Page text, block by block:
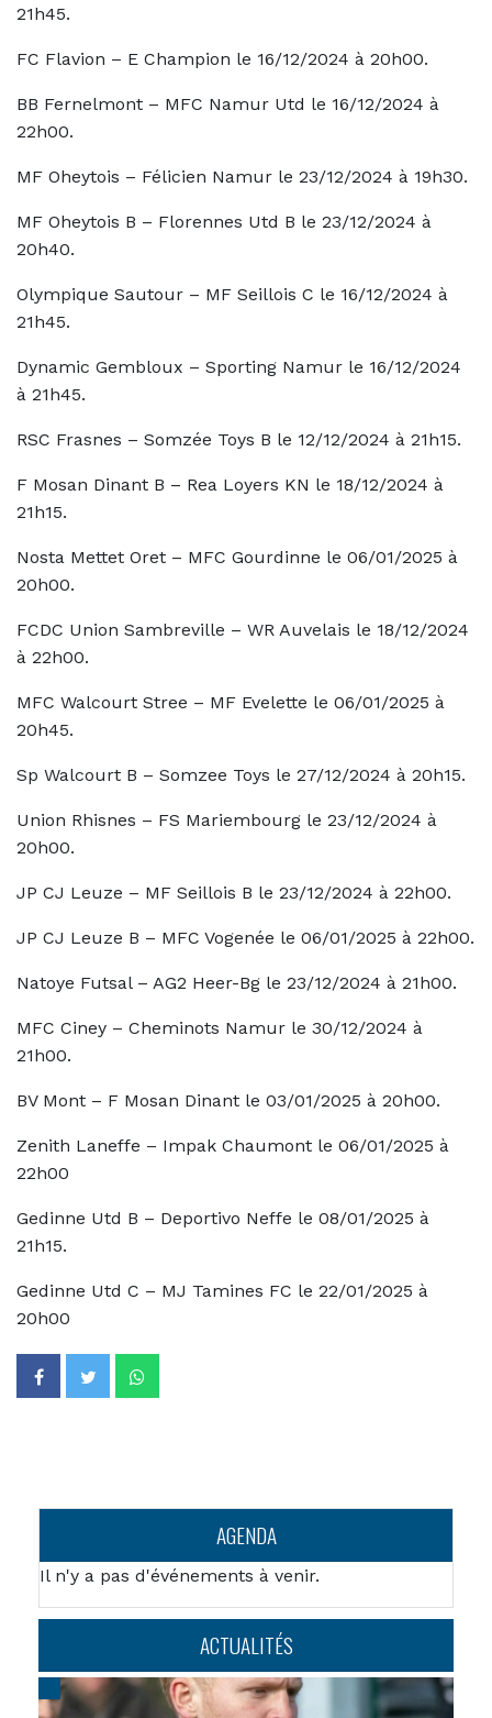
21h45.
FC Flavion – E Champion le 16/12/2024 à 20h00.
BB Fernelmont – MFC Namur Utd le 16/12/2024 à
22h00.
MF Oheytois – Félicien Namur le 23/12/2024 à 19h30.
MF Oheytois B – Florennes Utd B le 23/12/2024 à
20h40.
Olympique Sautour – MF Seillois C le 16/12/2024 à
21h45.
Dynamic Gembloux – Sporting Namur le 16/12/2024
à 21h45.
RSC Frasnes – Somzée Toys B le 12/12/2024 à 21h15.
F Mosan Dinant B – Rea Loyers KN le 18/12/2024 à
21h15.
Nosta Mettet Oret – MFC Gourdinne le 06/01/2025 à
20h00.
FCDC Union Sambreville – WR Auvelais le 18/12/2024
à 22h00.
MFC Walcourt Stree – MF Evelette le 06/01/2025 à
20h45.
Sp Walcourt B – Somzee Toys le 27/12/2024 à 20h15.
Union Rhisnes – FS Mariembourg le 23/12/2024 à
20h00.
JP CJ Leuze – MF Seillois B le 23/12/2024 à 22h00.
JP CJ Leuze B – MFC Vogenée le 06/01/2025 à 22h00.
Natoye Futsal – AG2 Heer-Bg le 23/12/2024 à 21h00.
MFC Ciney – Cheminots Namur le 30/12/2024 à
21h00.
BV Mont – F Mosan Dinant le 03/01/2025 à 20h00.
Zenith Laneffe – Impak Chaumont le 06/01/2025 à
22h00
Gedinne Utd B – Deportivo Neffe le 08/01/2025 à
21h15.
Gedinne Utd C – MJ Tamines FC le 22/01/2025 à
20h00
AGENDA
Il n'y a pas d'événements à venir.
ACTUALITÉS